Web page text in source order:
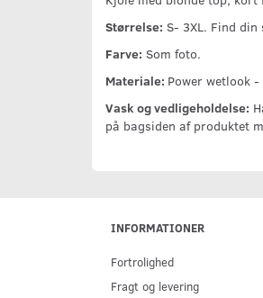
Størrelse: S- 3XL. Find
Farve: Som foto.
Materiale: Power wetlook
Vask og vedligeholdelse:
på bagsiden af produktet
INFORMATIONER
Fortrolighed
Fragt og levering